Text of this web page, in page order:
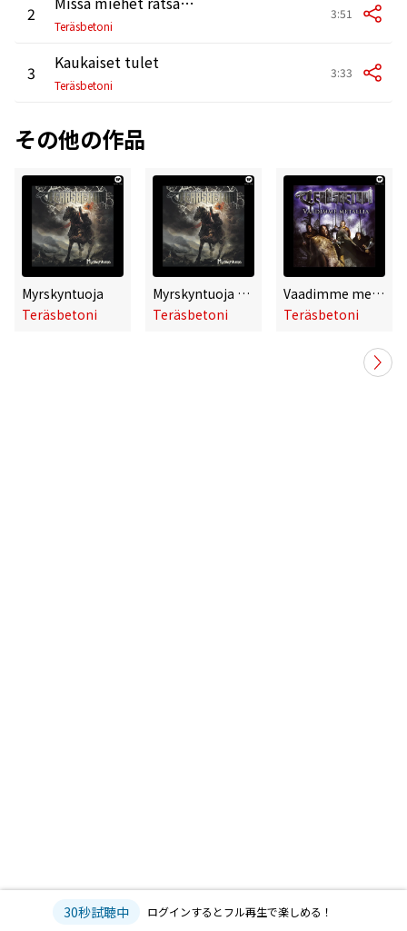
2
Teräsbetoni
3:51
3 Kaukaiset tulet
Teräsbetoni
3:33
その他の作品
Myrskyntuoja
Teräsbetoni
Myrskyntuoja - With PDF
Teräsbetoni
Vaadimme metallia
Teräsbetoni
30秒試聴中 ログインするとフル再生で楽しめる！